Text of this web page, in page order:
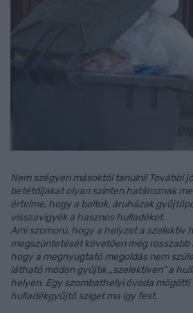
Nem szégyen másoktól tanulni! További
betétdíjakat olyan szinten határoznak
értelme, hogy a boltok, áruházak
visszavigyék a hasznos hulladékot.
Ami szomorú, hogy a helyzet a szelektív
megszüntetését követően még rosszabb
hogy a megnyugtató megoldás nem
látható módon gyűjtik „szelektíven” a
helyen. Egy szombathelyi óvoda
hulladékgyűjtő sziget ma így fest.